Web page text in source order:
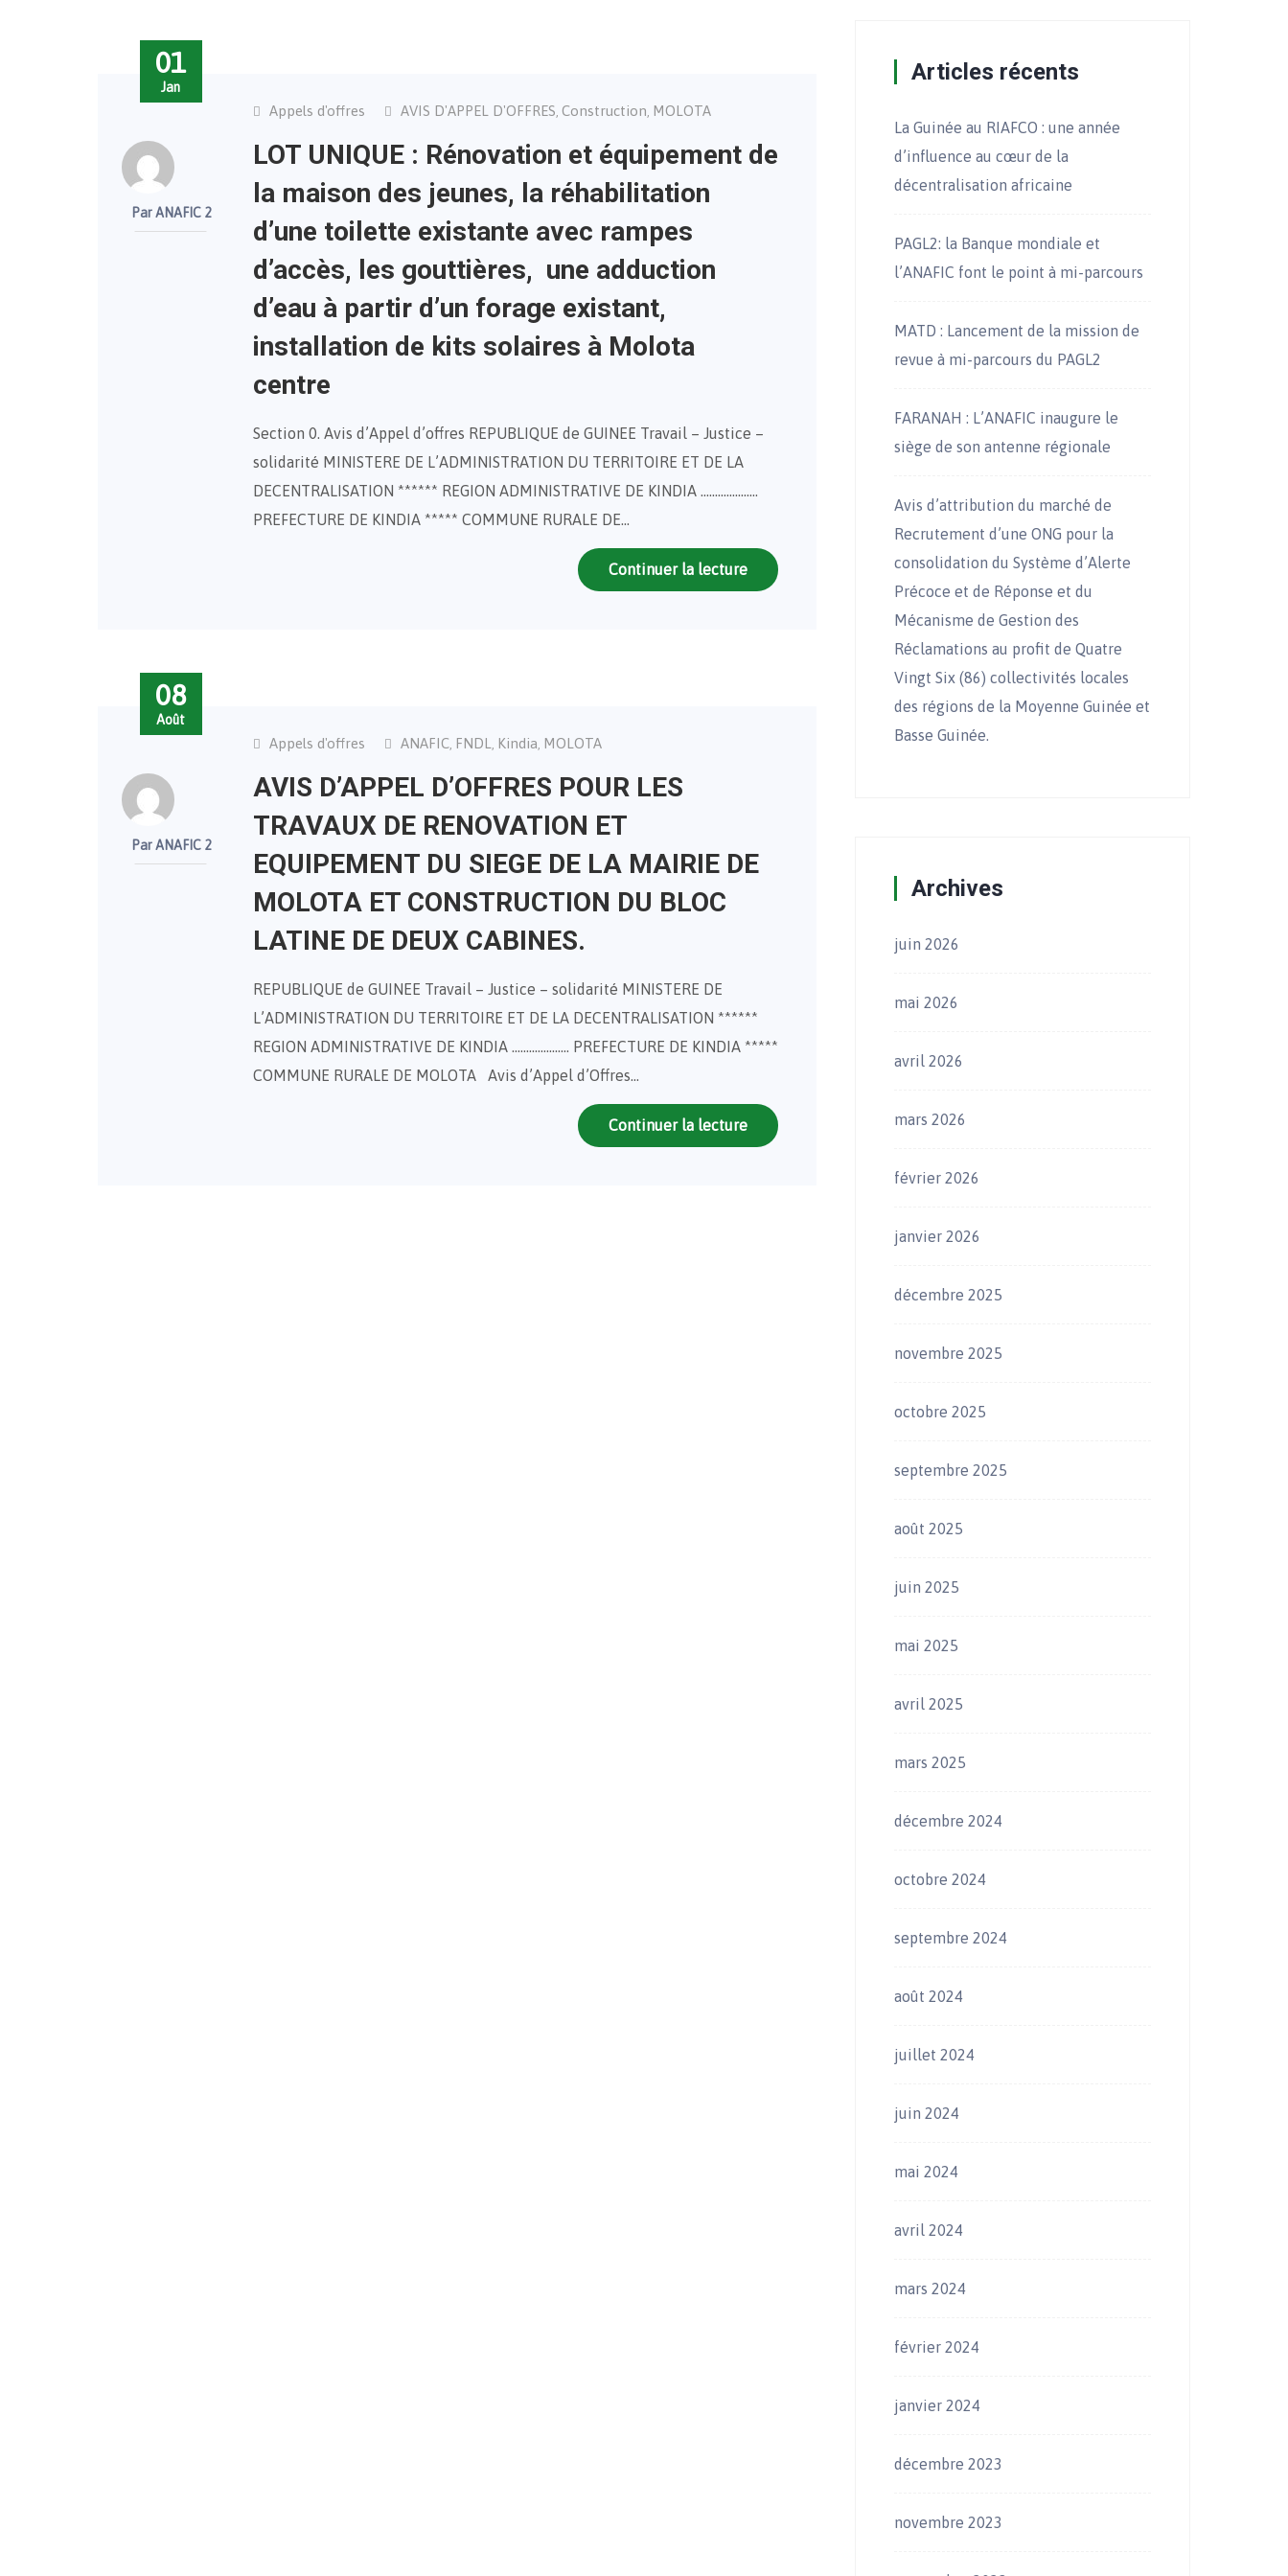
01
Jan
Par ANAFIC 2
Appels d'offres AVIS D'APPEL D'OFFRES, Construction, MOLOTA
LOT UNIQUE : Rénovation et équipement de
la maison des jeunes, la réhabilitation
d’une toilette existante avec rampes
d’accès, les gouttières, une adduction
d’eau à partir d’un forage existant,
installation de kits solaires à Molota
centre
Section 0. Avis d’Appel d’offres REPUBLIQUE de GUINEE Travail – Justice –
solidarité MINISTERE DE L’ADMINISTRATION DU TERRITOIRE ET DE LA
DECENTRALISATION ****** REGION ADMINISTRATIVE DE KINDIA ………………..
PREFECTURE DE KINDIA ***** COMMUNE RURALE DE…
Continuer la lecture
08
Août
Par ANAFIC 2
Appels d'offres ANAFIC, FNDL , Kindia, MOLOTA
AVIS D’APPEL D’OFFRES POUR LES
TRAVAUX DE RENOVATION ET
EQUIPEMENT DU SIEGE DE LA MAIRIE DE
MOLOTA ET CONSTRUCTION DU BLOC
LATINE DE DEUX CABINES.
REPUBLIQUE de GUINEE Travail – Justice – solidarité MINISTERE DE
L’ADMINISTRATION DU TERRITOIRE ET DE LA DECENTRALISATION ******
REGION ADMINISTRATIVE DE KINDIA ……………….. PREFECTURE DE KINDIA *****
COMMUNE RURALE DE MOLOTA Avis d’Appel d’Offres…
Continuer la lecture
Articles récents
La Guinée au RIAFCO : une année
d’influence au cœur de la
décentralisation africaine
PAGL2: la Banque mondiale et
l’ANAFIC font le point à mi-parcours
MATD : Lancement de la mission de
revue à mi-parcours du PAGL2
FARANAH : L’ANAFIC inaugure le
siège de son antenne régionale
Avis d’attribution du marché de
Recrutement d’une ONG pour la
consolidation du Système d’Alerte
Précoce et de Réponse et du
Mécanisme de Gestion des
Réclamations au profit de Quatre
Vingt Six (86) collectivités locales
des régions de la Moyenne Guinée et
Basse Guinée.
Archives
juin 2026
mai 2026
avril 2026
mars 2026
février 2026
janvier 2026
décembre 2025
novembre 2025
octobre 2025
septembre 2025
août 2025
juin 2025
mai 2025
avril 2025
mars 2025
décembre 2024
octobre 2024
septembre 2024
août 2024
juillet 2024
juin 2024
mai 2024
avril 2024
mars 2024
février 2024
janvier 2024
décembre 2023
novembre 2023